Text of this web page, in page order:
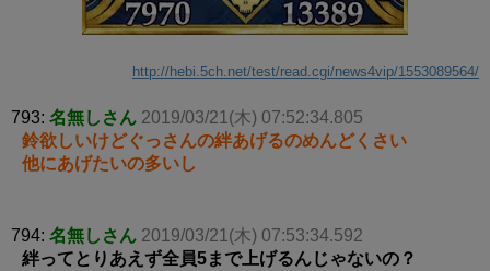
http://hebi.5ch.net/test/read.cgi/news4vip/1553089564/
793: 名無しさん 2019/03/21(木) 07:52:34.805
鈴欲しいけどぐっさんの絆あげるのめんどくさい
他にあげたいの多いし
794: 名無しさん 2019/03/21(木) 07:53:34.592
絆ってとりあえず全員5まで上げるんじゃないの？